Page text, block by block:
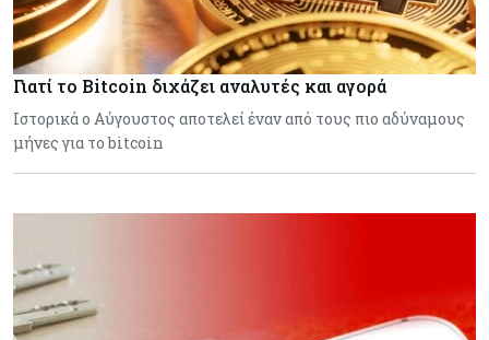
Γιατί το Bitcoin διχάζει αναλυτές και αγορά
Ιστορικά ο Αύγουστος αποτελεί έναν από τους πιο αδύναμους
μήνες για το bitcoin